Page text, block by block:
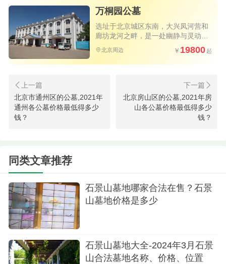
陵园区域北京市石景山同区域墓地
陵园位置石景山区八大处公园查看地图
陵园特色占地 120余亩。这里地势高畅，环风抱
水，气盛地旺
陵园朝向坐北朝南, 坐东朝西, 坐西朝东
安葬形式立碑
北京市福田公墓，地处京郊西山风景区，北依
燕山龙脉，西邻佛教胜地八大处，南抱川流不息的
永定河引水渠，东望六朝古都，占地 120余亩。
2.八宝山革命公墓
墓地起价暂不出售
陵园性质经营性公墓
万桐园公墓
选址于北京城区东南，大兴凤河营和
廊坊龙河之畔，是一处幽静与灵动充
分融合的自然所在的安息之所
北京周边 19800
北京市通州区的公墓,2021年
通州各公墓价格最低得多少
钱？
北京房山区的公墓,2021年房
山各公墓价格最低得多少
钱？
同类文章推荐
石景山墓地哪家合法在售？石景
山墓地价格是多少
石景山墓地大全-2024年3月石景
山合法墓地名称、价格、位置